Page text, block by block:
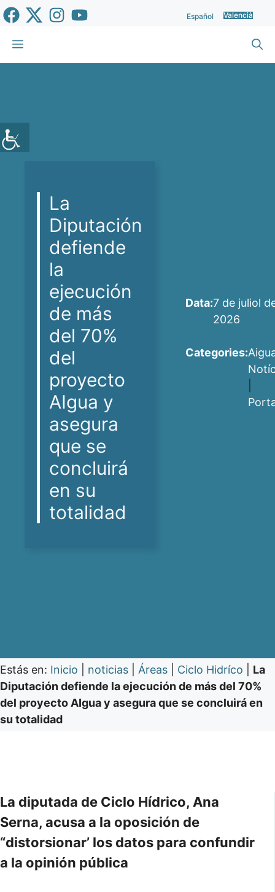
Vés
al
contingut
Español Valencià
Menu
La
Diputación
defiende
la
ejecución
de más
del 70%
del
proyecto
AIgua y
asegura
que se
concluirá
en su
totalidad
Data:7 de juliol
2026
Categories:
Estás en: Inicio noticias Áreas Ciclo Hidríco
La
Diputación defiende la ejecución de más del 70%
del proyecto AIgua y asegura que se concluirá en
su totalidad
La diputada de Ciclo Hídrico, Ana
Serna, acusa a la oposición de
“distorsionar’ los datos para confundir
a la opinión pública